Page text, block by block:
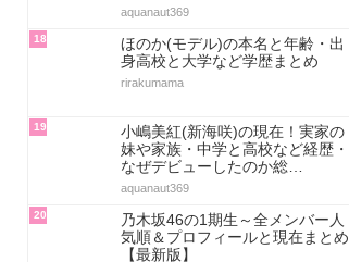
aquanaut369
18
ほのか(モデル)の本名と年齢・出
身高校と大学など学歴まとめ
rirakumama
19
小嶋美紅(新海咲)の現在！実家の
妹や家族・中学と高校など経歴・
なぜデビューしたのか総…
aquanaut369
20
乃木坂46の1期生～全メンバー人
気順＆プロフィールと現在まとめ
【最新版】